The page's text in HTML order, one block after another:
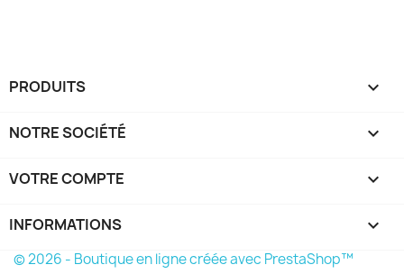
PRODUITS 
NOTRE SOCIÉTÉ 
VOTRE COMPTE 
INFORMATIONS keyboard_arrow_down
© 2026 - Boutique en ligne créée avec PrestaShop™